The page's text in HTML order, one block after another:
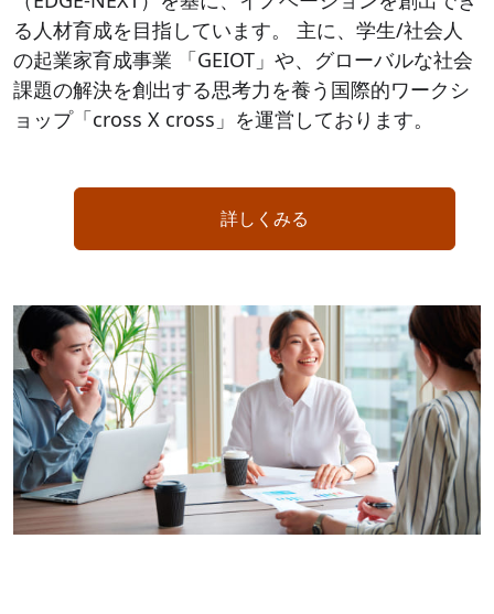
る人材育成を目指しています。 主に、学生/社会人
の起業家育成事業 「GEIOT」や、グローバルな社会
課題の解決を創出する思考力を養う国際的ワークシ
ョップ「cross X cross」を運営しております。
詳しくみる